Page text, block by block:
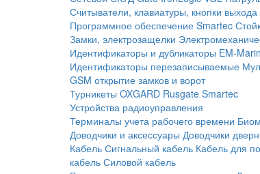
Считыватели, клавиатуры, кнопки выхода
Программное обеспечение Smartec
Замки, электрозащелки
Идентификаторы и дубликаторы EM-
Идентификаторы перезаписываемые
GSM открытие замков и ворот
Турникеты OXGARD Rusgate Smartec
Устройства радиоуправления
Терминалы учета рабочего времени
Доводчики и аксессуары Доводчики
Кабель Сигнальный кабель Кабель для
кабель Силовой кабель